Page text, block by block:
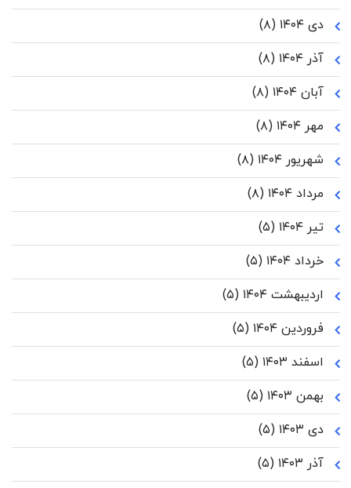
دی ۱۴۰۴
(۸)
آذر ۱۴۰۴
(۸)
آبان ۱۴۰۴
(۸)
مهر ۱۴۰۴
(۸)
شهریور ۱۴۰۴
(۸)
مرداد ۱۴۰۴
(۸)
تیر ۱۴۰۴
(۵)
خرداد ۱۴۰۴
(۵)
اردیبهشت ۱۴۰۴
(۵)
فروردین ۱۴۰۴
(۵)
اسفند ۱۴۰۳
(۵)
بهمن ۱۴۰۳
(۵)
دی ۱۴۰۳
(۵)
آذر ۱۴۰۳
(۵)